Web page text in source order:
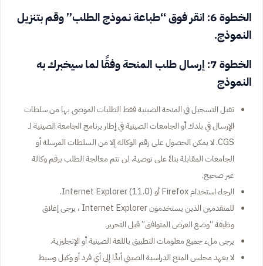
الخطوة 6: انقر فوق “طباعة نموذج الطلب” وقم بتنزيل
النموذج.
الخطوة 7: إرسال طلب المنحة وفقًا لما سيخبرك به
النموذج
تقبل التسجيل في المنحة الصينية فقط الطلبات الموصى بها من سلطات
الإرسال في بلدك أو الجامعات الصينية في إطار برنامج الجامعة الصينية لـ
CGS. لا يمكن الحصول على رقم الوكالة إلا من السلطات المرسلة أو
الجامعات المقابلة بناءً على توصية. لن تتم معالجة الطلب برقم وكالة
غير صحيح.
الرجاء استخدام Firefox أو Internet Explorer (11.0).
للمتقدمين الذين يستخدمون Internet Explorer ، يرجى إغلاق
وظيفة “وضع العرض المتوافق” قبل التحرير.
يرجى ملء جميع معلومات التطبيق باللغة الصينية أو الإنجليزية.
لا يعهد مجلس المنح الدراسية الصيني أبدًا إلى أي فرد أو وكيل وسيط